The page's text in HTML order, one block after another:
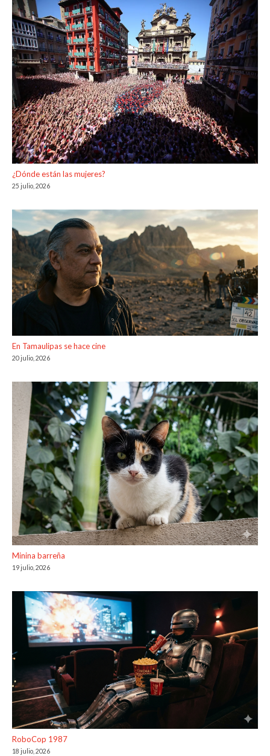
¿Dónde están las mujeres?
25 julio, 2026
En Tamaulipas se hace cine
20 julio, 2026
Minina barreña
19 julio, 2026
RoboCop 1987
18 julio, 2026